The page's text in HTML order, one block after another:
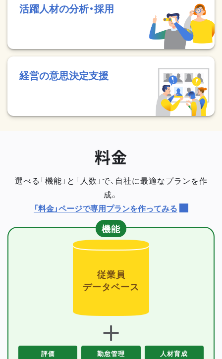
活躍人材の分析・採用
経営の意思決定支援
料金
選べる「機能」と「人数」で、自社に最適なプランを作
成。
「料金」ページで専用プランを作ってみる
機能
従業員
データベース
＋
評価 勤怠管理 人材育成